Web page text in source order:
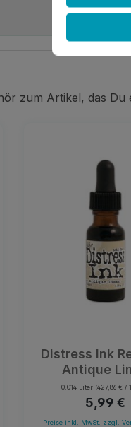
zum Artikel, das
Distress Ink
Antique
0.014 Liter (427,86 € /
5,99 €
Preise inkl. MwSt. zzgl.